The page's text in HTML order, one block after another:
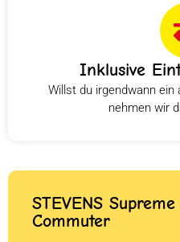
Inklusive
Willst du irgendwann ein
nehmen wir
STEVENS
Commuter